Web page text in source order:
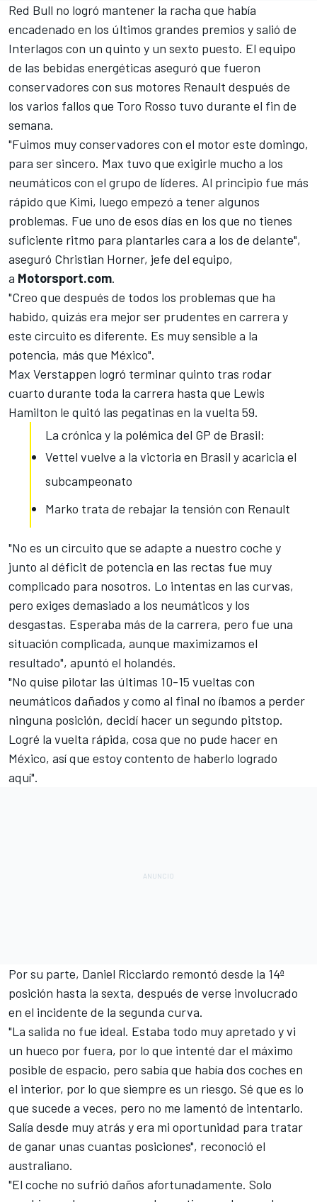
Red Bull no logró mantener la racha que había
encadenado en los últimos grandes premios ysalió de
Interlagos con un quinto y un sexto puesto. El equipo
de las bebidas energéticas aseguró que fueron
conservadores con sus motores Renault después de
los varios fallos que Toro Rosso tuvo durante el fin de
semana.
"Fuimos muy conservadores con el motor este domingo,
para ser sincero. Max tuvo que exigirle mucho a los
neumáticos con el grupo de líderes. Al principio fue más
rápido que Kimi, luego empezó a tener algunos
problemas. Fue uno de esos días en los que no tienes
suficiente ritmo para plantarles cara a los de delante",
aseguró Christian Horner, jefe del equipo,
a Motorsport.com.
"Creo que después de todos los problemas que ha
habido, quizás era mejor ser prudentes en carrera y
este circuito es diferente. Es muy sensible a la
potencia, más que México".
Max Verstappen logró terminar quinto tras rodar
cuarto durante toda la carrera hasta que Lewis
Hamilton le quitó las pegatinas en la vuelta 59.
La crónica y la polémica del GP de Brasil:
Vettel vuelve a la victoria en Brasil y acaricia el
subcampeonato
Marko trata de rebajar la tensión con Renault
"No es un circuito que se adapte a nuestro coche y
junto al déficit de potencia en las rectas fue muy
complicado para nosotros. Lo intentas en las curvas,
pero exiges demasiado a los neumáticos y los
desgastas. Esperaba más de la carrera, pero fue una
situación complicada, aunque maximizamos el
resultado", apuntó el holandés.
"No quise pilotar las últimas 10-15 vueltas con
neumáticos dañados y como al final no íbamos a perder
ninguna posición, decidí hacer un segundo pitstop.
Logré la vuelta rápida, cosa que no pude hacer en
México, así que estoy contento de haberlo logrado
aquí".
Por su parte, Daniel Ricciardo remontó desde la 14ª
posición hasta la sexta, después de verse involucrado
en el incidente de la segunda curva.
"La salida no fue ideal. Estaba todo muy apretado y vi
un hueco por fuera, por lo que intenté dar el máximo
posible de espacio, pero sabía que había dos coches en
el interior, por lo que siempre es un riesgo. Sé que es lo
que sucede a veces, pero no me lamentó de intentarlo.
Salía desde muy atrás y era mi oportunidad para tratar
de ganar unas cuantas posiciones", reconoció el
australiano.
"El coche no sufrió daños afortunadamente. Solo